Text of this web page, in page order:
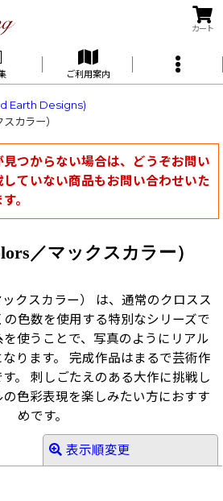
カート
ご利用案内
Earth Designs)
カラー）
つからない場合は、どうぞお問い
ていない商品もお問い合わせいた
。
／マックスカラー）
クスカラー） は、通常のクロスス
色数を使用する特別なシリーズで
使うことで、写真のようにリアル
ります。 完成作品はまるで芸術作
。 刺しごたえのある大作に挑戦し
色彩表現を楽しみたい方におすす
めです。
表示順変更